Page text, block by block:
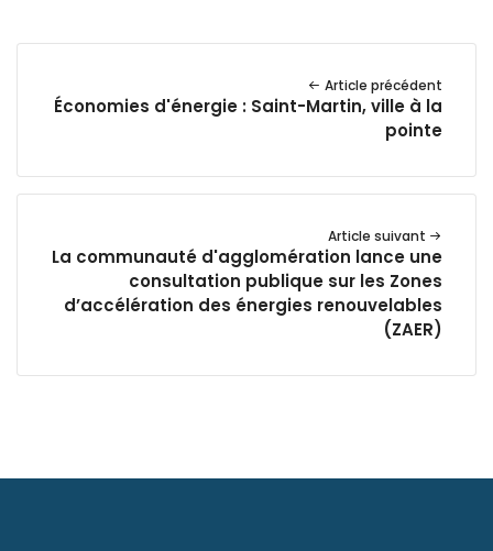
Article précédent
Économies d'énergie : Saint-Martin, ville à la
pointe
Article suivant
La communauté d'agglomération lance une
consultation publique sur les Zones
d’accélération des énergies renouvelables
(ZAER)